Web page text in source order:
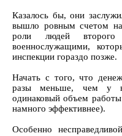
Казалось бы, они
вышло ровным счетом
роли людей
военнослужащими,
инспекции гораздо позже.
Начать с того, что
разы меньше, чем у
одинаковый объем
намного эффективнее).
Особенно